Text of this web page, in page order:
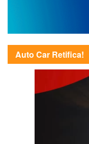
Auto Car Retifica!